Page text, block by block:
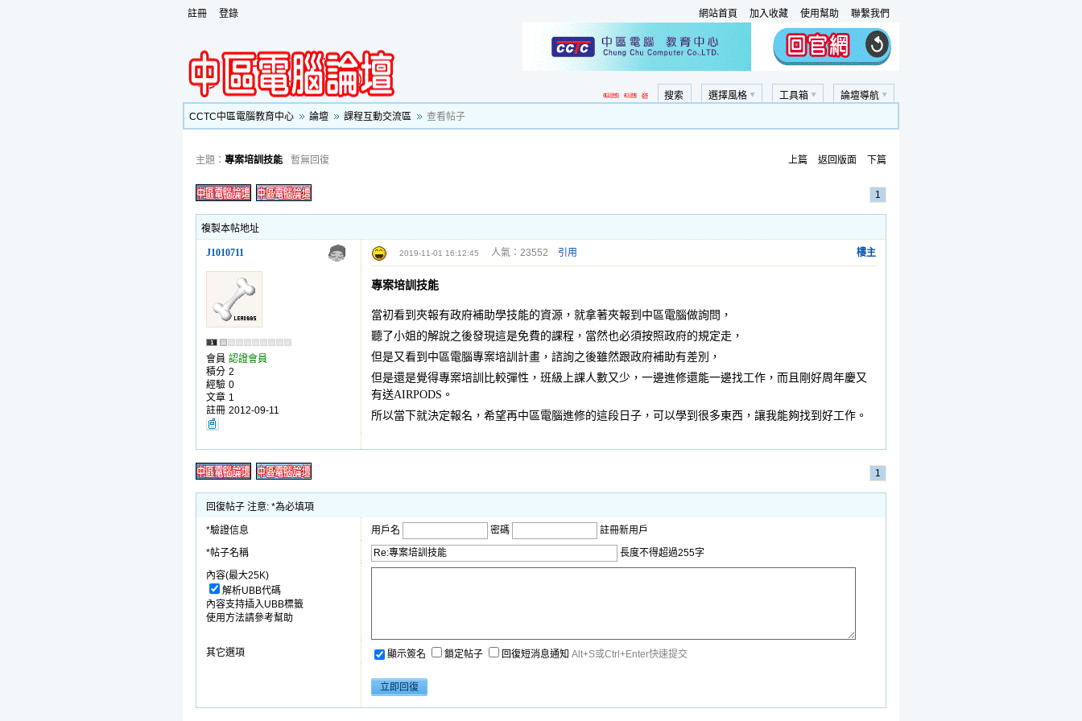
註冊 登錄 網站首頁 加入收藏 使用幫助 聯繫我們
論壇導航
工具箱
選擇風格
搜索
CCTC中區電腦教育中心
論壇 課程互動交流區 查看帖子
主題： 專案培訓技能 暫無回復 上篇 返回版面 下篇
1
複製本帖地址
J1010711 2019-11-01 16:12:45 人氣：23552 引用 樓主
會員 認證會員
積分 2
經驗 0
文章 1
註冊 2012-09-11
專案培訓技能
當初看到夾報有政府補助學技能的資源，就拿著夾報到中區電腦做詢問，
聽了小姐的解說之後發現這是免費的課程，當然也必須按照政府的規定走，
但是又看到中區電腦專案培訓計畫，諮詢之後雖然跟政府補助有差別，
但是還是覺得專案培訓比較彈性，班級上課人數又少，一邊進修還能一邊找工作，而且剛好周年慶又
有送AIRPODS。
所以當下就決定報名，希望再中區電腦進修的這段日子，可以學到很多東西，讓我能夠找到好工作。
1
回復帖子 注意: *為必填項
*驗證信息 用戶名 密碼
註冊新用戶
*帖子名稱
長度不得超過255字
內容(最大25K)
解析UBB代碼
內容支持插入UBB標籤
使用方法請參考幫助
其它選項 顯示簽名 鎖定帖子 回復短消息通知 Alt+S或Ctrl+Enter快速提交